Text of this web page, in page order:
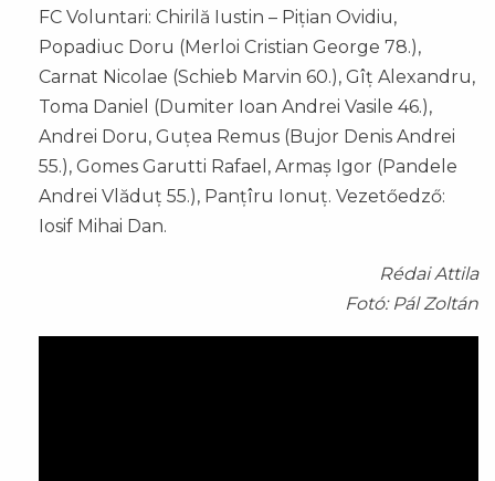
FC Voluntari: Chirilă Iustin – Pițian Ovidiu,
Popadiuc Doru (Merloi Cristian George 78.),
Carnat Nicolae (Schieb Marvin 60.), Gîț Alexandru,
Toma Daniel (Dumiter Ioan Andrei Vasile 46.),
Andrei Doru, Guțea Remus (Bujor Denis Andrei
55.), Gomes Garutti Rafael, Armaș Igor (Pandele
Andrei Vlăduț 55.), Panțîru Ionuț. Vezetőedző:
Iosif Mihai Dan.
Rédai Attila
Fotó: Pál Zoltán